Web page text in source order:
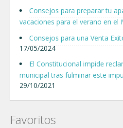
Consejos para preparar tu
vacaciones para el verano en el
Consejos para una Venta
17/05/2024
El Constitucional impide
municipal tras fulminar este
29/10/2021
Favoritos